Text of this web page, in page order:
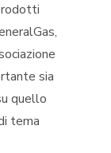
sia
quello
tema